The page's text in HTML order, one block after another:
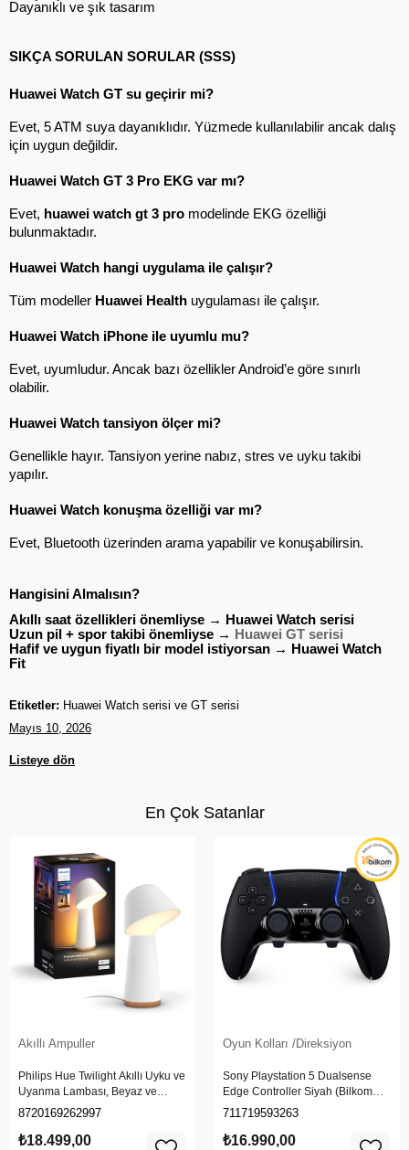
Dayanıklı ve şık tasarım
SIKÇA SORULAN SORULAR (SSS)
Huawei Watch GT su geçirir mi?
Evet, 5 ATM suya dayanıklıdır. Yüzmede kullanılabilir ancak dalış
için uygun değildir.
Huawei Watch GT 3 Pro EKG var mı?
Evet, huawei watch gt 3 pro modelinde EKG özelliği
bulunmaktadır.
Huawei Watch hangi uygulama ile çalışır?
Tüm modeller Huawei Health uygulaması ile çalışır.
Huawei Watch iPhone ile uyumlu mu?
Evet, uyumludur. Ancak bazı özellikler Android’e göre sınırlı
olabilir.
Huawei Watch tansiyon ölçer mi?
Genellikle hayır. Tansiyon yerine nabız, stres ve uyku takibi
yapılır.
Huawei Watch konuşma özelliği var mı?
Evet, Bluetooth üzerinden arama yapabilir ve konuşabilirsin.
Hangisini Almalısın?
Akıllı saat özellikleri önemliyse → Huawei Watch serisi
Uzun pil + spor takibi önemliyse →
Huawei GT serisi
Hafif ve uygun fiyatlı bir model istiyorsan → Huawei Watch
Fit
Etiketler: Huawei Watch serisi ve GT serisi
Mayıs 10, 2026
Listeye dön
En Çok Satanlar
Akıllı Ampuller
Philips Hue Twilight Akıllı Uyku ve
Uyanma Lambası, Beyaz ve
Renkli Işık, Alexa, Apple Home ve
8720169262997
₺18.499,00
Oyun Kolları /Direksiyon
Sony Playstation 5 Dualsense
Edge Controller Siyah (Bilkom
Garantili)
711719593263
₺16.990,00